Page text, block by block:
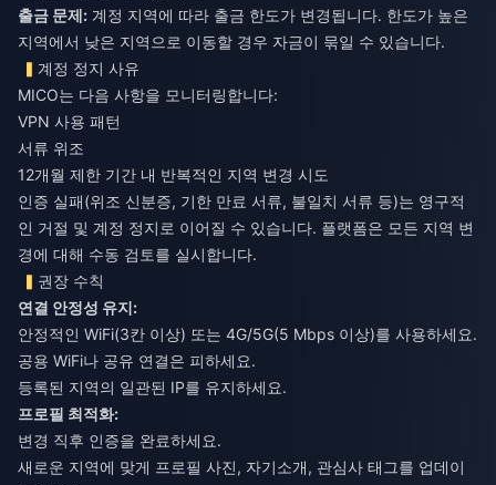
출금 문제: 계정 지역에 따라 출금 한도가 변경됩니다. 한도가 높은
지역에서 낮은 지역으로 이동할 경우 자금이 묶일 수 있습니다.
계정 정지 사유
MICO는 다음 사항을 모니터링합니다:
VPN 사용 패턴
서류 위조
12개월 제한 기간 내 반복적인 지역 변경 시도
인증 실패(위조 신분증, 기한 만료 서류, 불일치 서류 등)는 영구적
인 거절 및 계정 정지로 이어질 수 있습니다. 플랫폼은 모든 지역 변
경에 대해 수동 검토를 실시합니다.
권장 수칙
연결 안정성 유지:
안정적인 WiFi(3칸 이상) 또는 4G/5G(5 Mbps 이상)를 사용하세요.
공용 WiFi나 공유 연결은 피하세요.
등록된 지역의 일관된 IP를 유지하세요.
프로필 최적화:
변경 직후 인증을 완료하세요.
새로운 지역에 맞게 프로필 사진, 자기소개, 관심사 태그를 업데이